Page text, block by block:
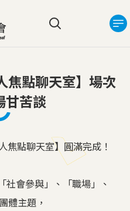
搜尋選單
焦點聊天室】場次
甘苦談
焦點聊天室】圓滿完成！
社會參與」、「職場」、
體主題，